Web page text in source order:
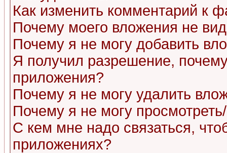
Как изменить комментарий к
Почему моего вложения не
Почему я не могу добавить
Я получил разрешение,
приложения?
Почему я не могу удалить
Почему я не могу
С кем мне надо связаться,
приложениях?